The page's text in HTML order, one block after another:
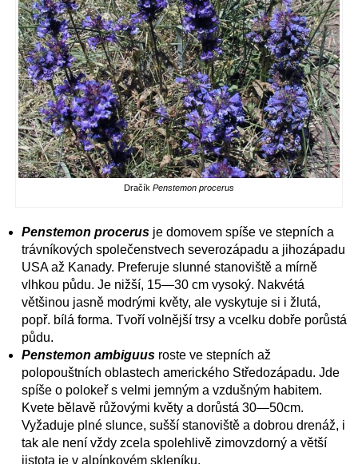
Dračík Penstemon procerus
Penstemon procerus je domovem spíše ve stepních a
trávníkových společenstvech severozápadu a jihozápadu
USA až Kanady. Preferuje slunné stanoviště a mírně
vlhkou půdu. Je nižší, 15—30 cm vysoký. Nakvétá
většinou jasně modrými květy, ale vyskytuje si i žlutá,
popř. bílá forma. Tvoří volnější trsy a vcelku dobře porůstá
půdu.
Penstemon ambiguus roste ve stepních až
polopouštních oblastech amerického Středozápadu. Jde
spíše o polokeř s velmi jemným a vzdušným habitem.
Kvete bělavě růžovými květy a dorůstá 30—50cm.
Vyžaduje plné slunce, sušší stanoviště a dobrou drenáž, i
tak ale není vždy zcela spolehlivě zimovzdorný a větší
jistota je v alpínkovém skleníku.